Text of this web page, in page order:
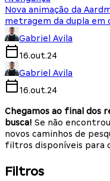
Nova animação da
metragem da dupla em
Gabriel Avila
16.out.24
Gabriel Avila
16.out.24
Chegamos ao final dos
busca! Se não
novos caminhos de
filtros disponíveis para
Filtros